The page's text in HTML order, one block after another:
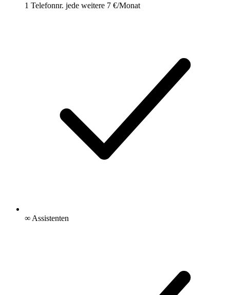
1 Telefonnr. jede weitere 7 €/Monat
∞ Assistenten